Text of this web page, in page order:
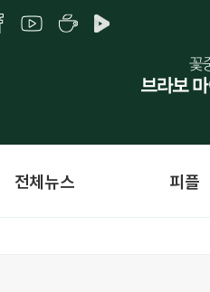
전체뉴스 피플